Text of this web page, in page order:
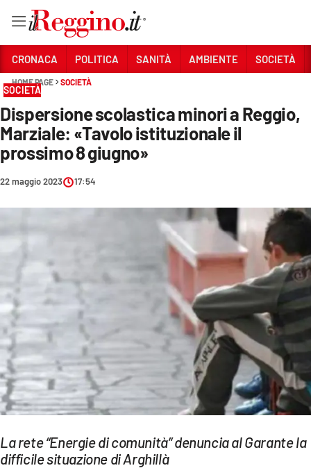
Sezioni
CRONACA
POLITICA
SANITÀ
AMBIENTE
SOCIETÀ
CULTURA
ECONOMIA E LAVORO
EVENTI
SPORT
Streaming
LAC NETWORK
CRONACA POLITICA SANITÀ AMBIENTE SOCIETÀ
HOME PAGE SOCIETÀ
SOCIETÀ
Dispersione scolastica minori a Reggio,
Marziale: «Tavolo istituzionale il
prossimo 8 giugno»
22 maggio 2023 17:54
La rete “Energie di comunità” denuncia al Garante la
difficile situazione di Arghillà